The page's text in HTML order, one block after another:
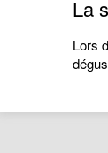
La
Lors